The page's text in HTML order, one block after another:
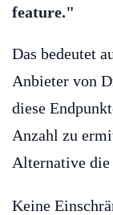
feature."
Das bedeutet
Anbieter von
diese
Anzahl zu
Alternative die
Keine